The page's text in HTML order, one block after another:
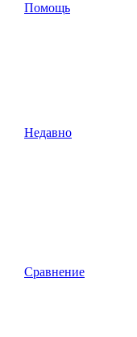
Помощь
Недавно
Сравнение